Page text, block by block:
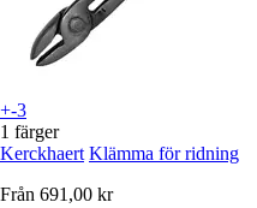
+-3
1 färger
Kerckhaert Klämma för ridning
Från 691,00 kr